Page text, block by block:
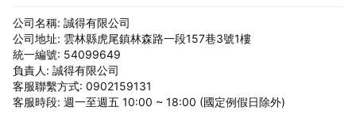
公司名稱: 誠得有限公司
公司地址: 雲林縣虎尾鎮林森路一段157巷3號1樓
統一編號: 54099649
負責人: 誠得有限公司
客服聯繫方式: 0902159131
客服時段: 週一至週五 10:00 ~ 18:00 (國定例假日除外)